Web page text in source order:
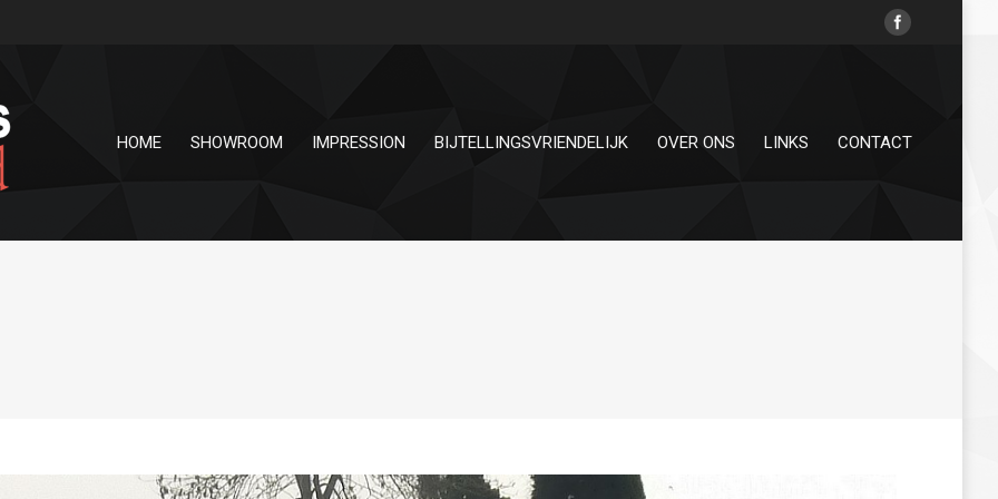
HOME SHOWROOM IMPRESSION BIJTELLINGSVRIENDELIJK OVER ONS LINKS CONTACT